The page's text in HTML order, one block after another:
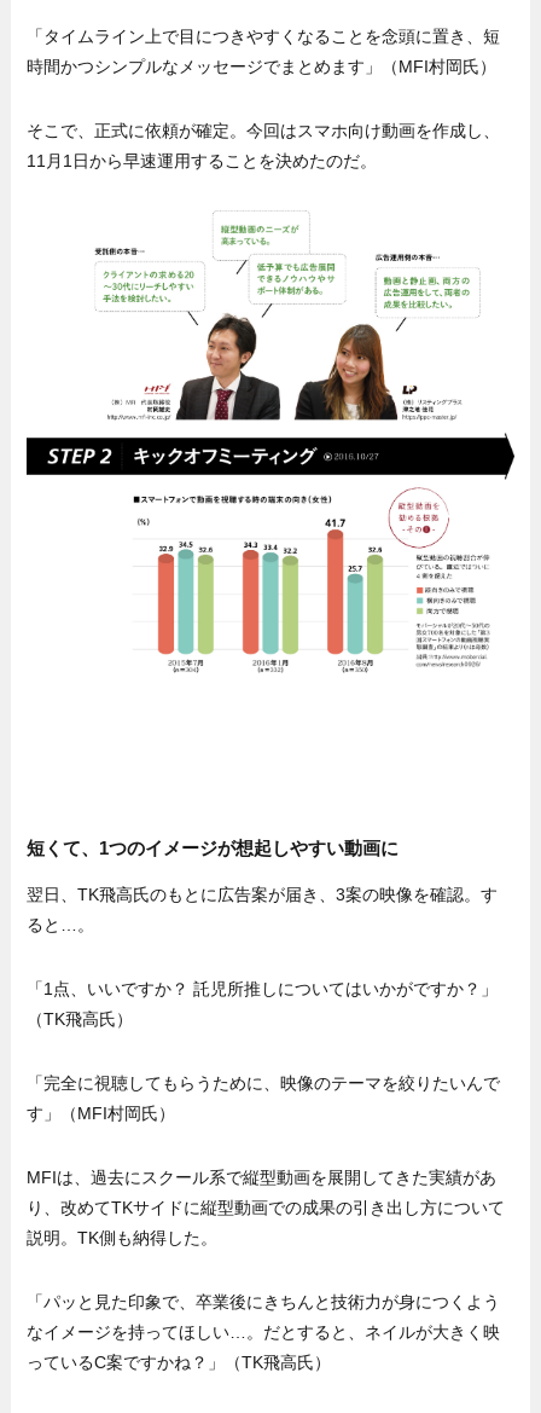
「タイムライン上で目につきやすくなることを念頭に置き、短
時間かつシンプルなメッセージでまとめます」（MFI村岡氏）
そこで、正式に依頼が確定。今回はスマホ向け動画を作成し、
11月1日から早速運用することを決めたのだ。
短くて、1つのイメージが想起しやすい動画に
翌日、TK飛高氏のもとに広告案が届き、3案の映像を確認。す
ると…。
「1点、いいですか？ 託児所推しについてはいかがですか？」
（TK飛高氏）
「完全に視聴してもらうために、映像のテーマを絞りたいんで
す」（MFI村岡氏）
MFIは、過去にスクール系で縦型動画を展開してきた実績があ
り、改めてTKサイドに縦型動画での成果の引き出し方について
説明。TK側も納得した。
「パッと見た印象で、卒業後にきちんと技術力が身につくよう
なイメージを持ってほしい…。だとすると、ネイルが大きく映
っているC案ですかね？」（TK飛高氏）